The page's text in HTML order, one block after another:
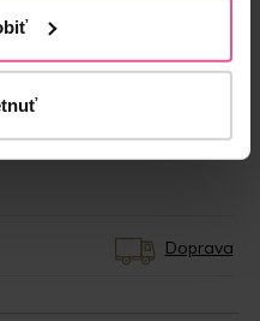
klientovi vždy
po každom
Doprava